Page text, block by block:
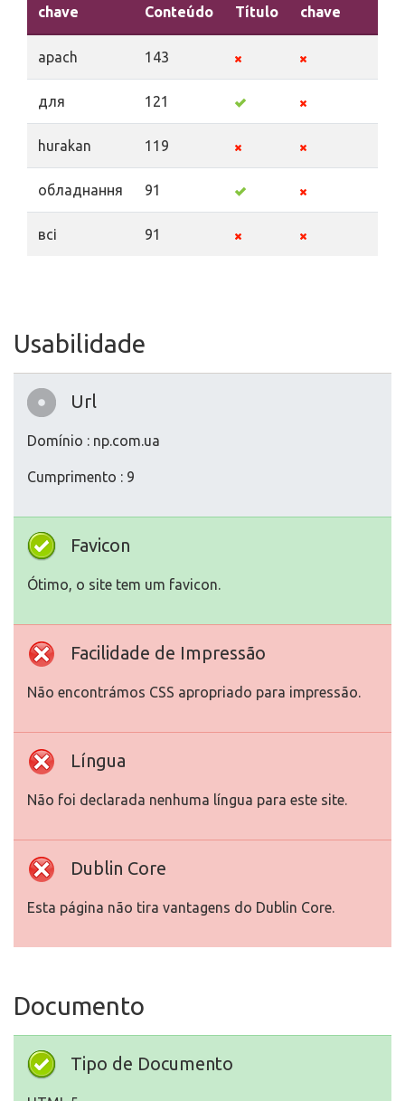
chave
Conteúdo Título
chave
apach 143
для 121
hurakan 119
обладнання 91
всі 91
Usabilidade
Url
Domínio : np.com.ua
Cumprimento : 9
Favicon
Ótimo, o site tem um favicon.
Facilidade de Impressão
Não encontrámos CSS apropriado para impressão.
Língua
Não foi declarada nenhuma língua para este site.
Dublin Core
Esta página não tira vantagens do Dublin Core.
Documento
Tipo de Documento